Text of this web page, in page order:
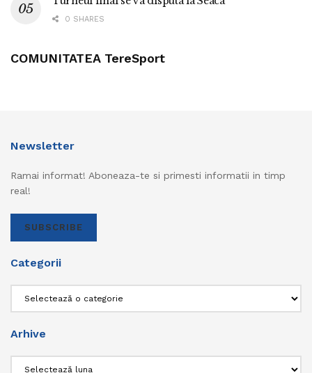
0 SHARES
COMUNITATEA TereSport
Newsletter
Ramai informat! Aboneaza-te si primesti informatii in timp
real!
SUBSCRIBE
Categorii
Arhive